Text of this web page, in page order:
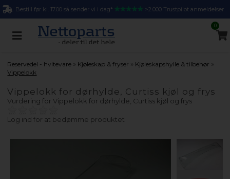
Bestill før kl. 17.00 så sender vi i dag* >2.000 Trustpilot anmeldelser
0
Reservedel - hvitevare » Kjøleskap & fryser » Kjøleskapshylle & tilbehør »
Vippelokk
Vippelokk for dørhylde, Curtiss kjøl og frys
Vurdering forVippelokk for dørhylde, Curtiss kjøl og frys
Log ind for at bedømme produktet